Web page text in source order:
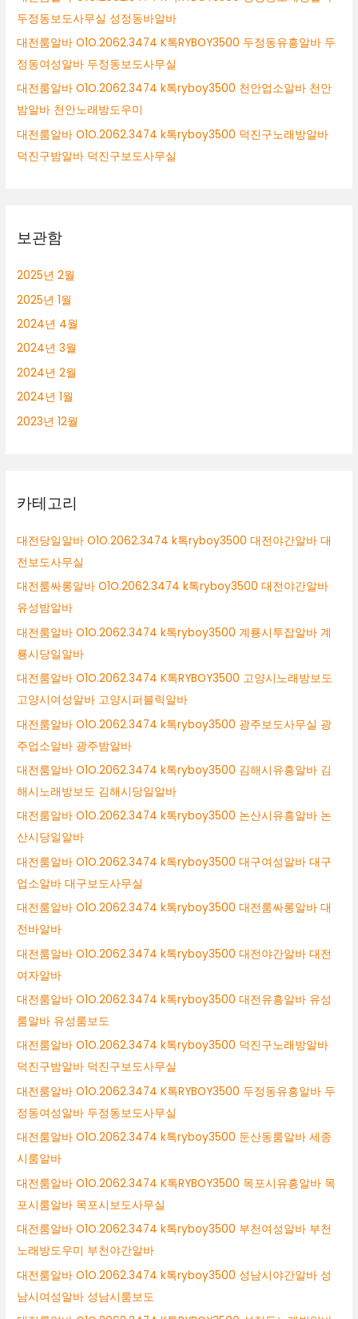
두정동보도사무실 성정동바알바
대전룸알바 O1O.2062.3474 K톡RYBOY3500 두정동유흥알바 두
정동여성알바 두정동보도사무실
대전룸알바 O1O.2062.3474 k톡ryboy3500 천안업소알바 천안
밤알바 천안노래방도우미
대전룸알바 O1O.2062.3474 k톡ryboy3500 덕진구노래방알바
덕진구밤알바 덕진구보도사무실
보관함
2025년 2월
2025년 1월
2024년 4월
2024년 3월
2024년 2월
2024년 1월
2023년 12월
카테고리
대전당일알바 O1O.2062.3474 k톡ryboy3500 대전야간알바 대
전보도사무실
대전룸싸롱알바 O1O.2062.3474 k톡ryboy3500 대전야간알바
유성밤알바
대전룸알바 O1O.2062.3474 k톡ryboy3500 계룡시투잡알바 계
룡시당일알바
대전룸알바 O1O.2062.3474 K톡RYBOY3500 고양시노래방보도
고양시여성알바 고양시퍼블릭알바
대전룸알바 O1O.2062.3474 k톡ryboy3500 광주보도사무실 광
주업소알바 광주밤알바
대전룸알바 O1O.2062.3474 k톡ryboy3500 김해시유흥알바 김
해시노래방보도 김해시당일알바
대전룸알바 O1O.2062.3474 k톡ryboy3500 논산시유흥알바 논
산시당일알바
대전룸알바 O1O.2062.3474 k톡ryboy3500 대구여성알바 대구
업소알바 대구보도사무실
대전룸알바 O1O.2062.3474 k톡ryboy3500 대전룸싸롱알바 대
전바알바
대전룸알바 O1O.2062.3474 k톡ryboy3500 대전야간알바 대전
여자알바
대전룸알바 O1O.2062.3474 k톡ryboy3500 대전유흥알바 유성
룸알바 유성룸보도
대전룸알바 O1O.2062.3474 k톡ryboy3500 덕진구노래방알바
덕진구밤알바 덕진구보도사무실
대전룸알바 O1O.2062.3474 K톡RYBOY3500 두정동유흥알바 두
정동여성알바 두정동보도사무실
대전룸알바 O1O.2062.3474 k톡ryboy3500 둔산동룸알바 세종
시룸알바
대전룸알바 O1O.2062.3474 K톡RYBOY3500 목포시유흥알바 목
포시룸알바 목포시보도사무실
대전룸알바 O1O.2062.3474 k톡ryboy3500 부천여성알바 부천
노래방도우미 부천야간알바
대전룸알바 O1O.2062.3474 k톡ryboy3500 성남시야간알바 성
남시여성알바 성남시룸보도